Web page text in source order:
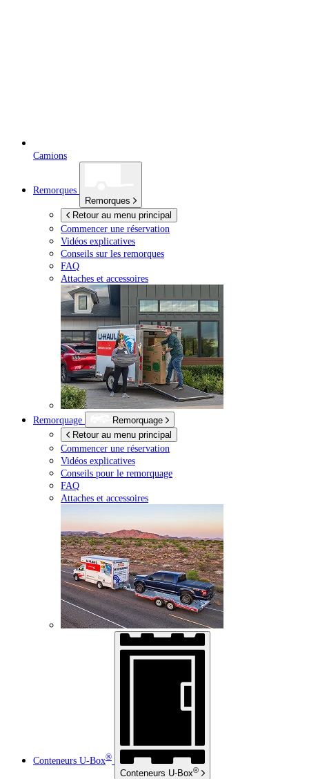
Camions
Remorques
Remorques
Retour au menu principal
Commencer une réservation
Vidéos explicatives
Conseils sur les remorques
FAQ
Attaches et accessoires
Remorquage
Remorquage
Retour au menu principal
Commencer une réservation
Vidéos explicatives
Conseils pour le remorquage
FAQ
Attaches et accessoires
Conteneurs U-Box®
Conteneurs U-Box®